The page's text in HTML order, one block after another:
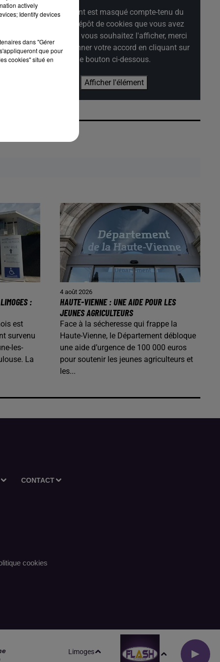
Cet élément est masqué compte-tenu du
refus du dépôt de cookies que vous avez
exprimé. Si vous souhaitez l'afficher, merci
de nous donner votre accord en cliquant sur
le bouton ci-dessous.
Afficher l'élément
:
est
survenu
les-
La
4 août 2026
HAUTE-VIENNE : UNE AIDE POUR LES
JEUNES AGRICULTEURS
Face à la sécheresse qui frappe la
Haute-Vienne, le Département débloque
une aide d’urgence de 100 000 euros
pour soutenir les jeunes agriculteurs et
les...
CONTACT
Limoges
cookies
actively
Identify devices
dans "Gérer
que pour
cookies" situé en